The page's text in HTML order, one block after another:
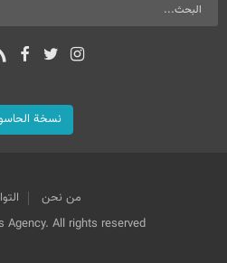
نسخة
من نحن
Agency. All rights reserved